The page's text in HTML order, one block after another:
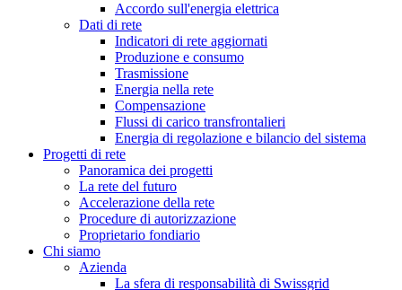
Accordo sull'energia elettrica
Dati di rete
Indicatori di rete aggiornati
Produzione e consumo
Trasmissione
Energia nella rete
Compensazione
Flussi di carico transfrontalieri
Energia di regolazione e bilancio del sistema
Progetti di rete
Panoramica dei progetti
La rete del futuro
Accelerazione della rete
Procedure di autorizzazione
Proprietario fondiario
Chi siamo
Azienda
La sfera di responsabilità di Swissgrid